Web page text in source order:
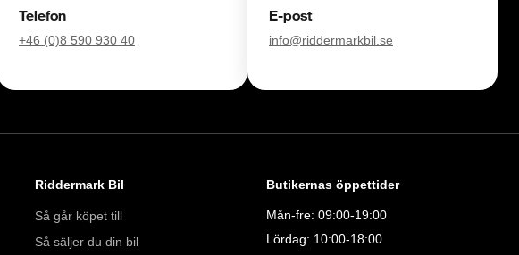
bil: 08-572 142 41. Vi erbjuder även skräddarsydd finansiering och 14 dagars fri
försäkring från Folksam.
Se hur vi genomför våra tester här:
Besökstider i butik:
Måndag - Fredag: 09:00 - 19:00
Telefon
+46 (0)8 590 930 40
E-post
info@riddermarkbil.se
Riddermark Bil
Så går köpet till
Så säljer du din bil
Butikernas öppettider
Mån-fre: 09:00-19:00
Lördag: 10:00-18:00